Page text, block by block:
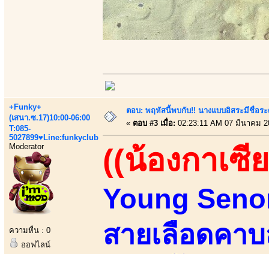
+Funky+
(เสนา.ซ.17)10:00-06:00
T:085-
5027899♥Line:funkyclub
Moderator
ความหื่น : 0
ออฟไลน์
ตอบ: พฤหัสนี้พบกับ!! นางแบบอิสระมีชื่อร
« ตอบ #3 เมื่อ: 02:23:11 AM 07 มีนาคม
((น้องกาเซี
Young
สายเลือดคา